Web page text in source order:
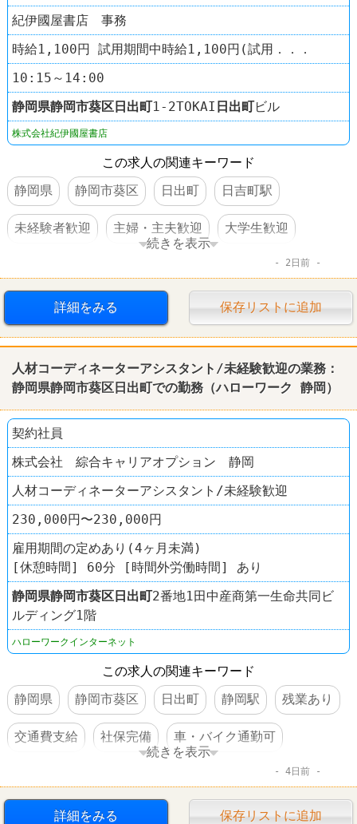
紀伊國屋書店 事務
時給1,100円 試用期間中時給1,100円(試用．．．
10:15～14:00
静岡県静岡市葵区日出町1-2TOKAI 日出町ビル
株式会社紀伊國屋書店
この求人の関連キーワード
静岡県
静岡市葵区 日出町 日吉町駅
未経験者歓迎 主婦・主夫歓迎 大学生歓迎
紀伊國屋書店
続きを表示
2日前
詳細をみる 保存リストに追加
人材コーディネーターアシスタント/未経験歓迎の業務：
静岡県静岡市葵区日出町での勤務（ハローワーク 静岡）
契約社員
株式会社 綜合キャリアオプション 静岡
人材コーディネーターアシスタント/未経験歓迎
230,000円〜230,000円
雇用期間の定めあり(4ヶ月未満)
[休憩時間] 60分 [時間外労働時間] あり
静岡県静岡市葵区日出町2番地1田中産商第一生命共同ビ
ルディング1階
ハローワークインターネット
この求人の関連キーワード
静岡県
静岡市葵区 日出町 静岡駅 残業あり
交通費支給 社保完備 車・バイク通勤可
続きを表示
4日前
詳細をみる 保存リストに追加